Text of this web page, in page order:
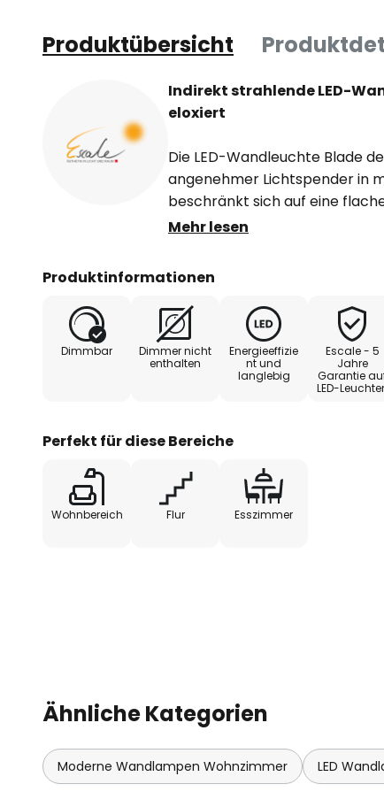
Produktübersicht
Indirekt strahlende LED-
eloxiert
Die LED-Wandleuchte Blade
angenehmer Lichtspender in
beschränkt sich auf eine
Aluminium, welche in matt
dahinter gelegenen LEDs
emittiert. Das Ergebnis ist eine
Bereich um die Wandleuchte
- extern Triac-dimmbar
Zubehör)
- auch als Deckenleuchte
Mehr lesen
Produktinformationen
Dimmbar
Dimmer nicht
enthalten
Energieeffizie
nt und
langlebig
Escale - 5
Jahre
Garantie
LED-
Perfekt für diese Bereiche
Wohnbereich Flur Esszimmer
Ähnliche Kategorien
Moderne Wandlampen Wohnzimmer LED